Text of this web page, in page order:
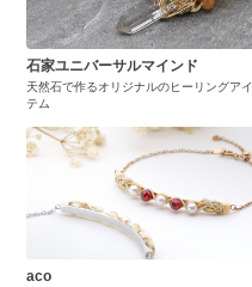
石家ユニバーサルマインド
天然石で作るオリジナルのヒーリングアイ
テム
aco